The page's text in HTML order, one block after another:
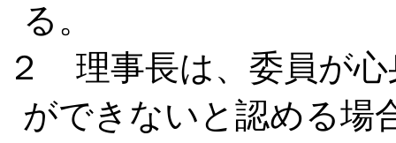
る。
２ 理事長は、委員が
ができないと認める場